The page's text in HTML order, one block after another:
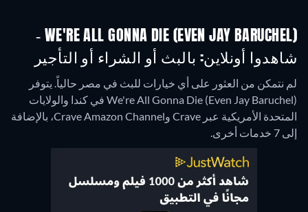
WE'RE ALL GONNA DIE (EVEN JAY BARUCHEL) -
شاهدوا أونلاين: بالبث أو الشراء أو التأجير
لم نتمكن من العثور على أي خيارات للبث في مصر حالياً. يتوفر
We're All Gonna Die (Even Jay Baruchel) في كندا والولايات
المتحدة الأمريكية عبر Crave وCrave Amazon Channel، بالإضافة
إلى 7 خدمات أخرى.